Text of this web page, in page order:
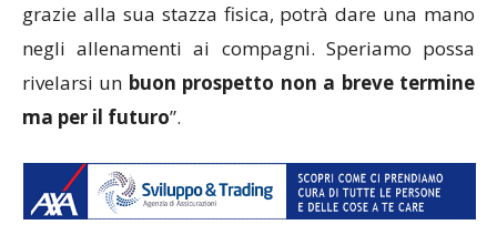
grazie alla sua stazza fisica, potrà dare una mano
negli allenamenti ai compagni. Speriamo possa
rivelarsi un buon prospetto non a breve termine
ma per il futuro”.